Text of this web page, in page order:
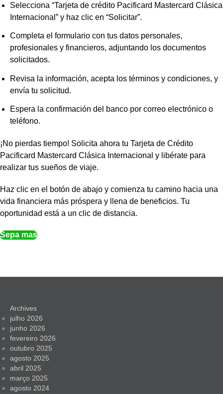
Selecciona “Tarjeta de crédito Pacificard Mastercard Clásica
Internacional” y haz clic en “Solicitar”.
Completa el formulario con tus datos personales,
profesionales y financieros, adjuntando los documentos
solicitados.
Revisa la información, acepta los términos y condiciones, y
envía tu solicitud.
Espera la confirmación del banco por correo electrónico o
teléfono.
¡No pierdas tiempo! Solicita ahora tu Tarjeta de Crédito
Pacificard Mastercard Clásica Internacional y libérate para
realizar tus sueños de viaje.
Haz clic en el botón de abajo y comienza tu camino hacia una
vida financiera más próspera y llena de beneficios. Tu
oportunidad está a un clic de distancia.
Sepa mas
Archives
julho 2026
junho 2026
fevereiro 2026
outubro 2025
agosto 2025
abril 2025
março 2025
agosto 2024